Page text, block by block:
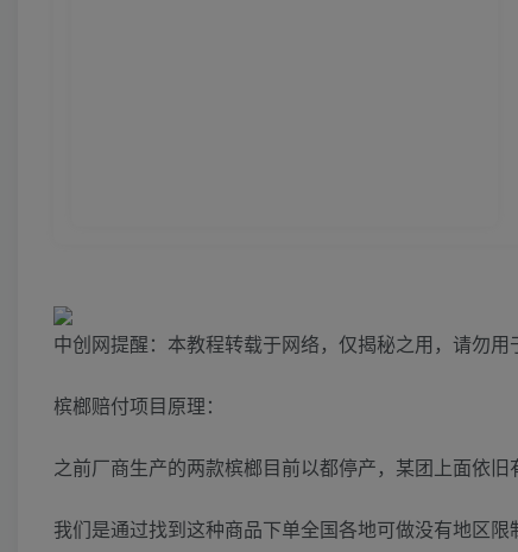
中创网提醒：本教程转载于网络，仅揭秘之用，请勿用
槟榔赔付项目原理：
之前厂商生产的两款槟榔目前以都停产，某团上面依
我们是通过找到这种商品下单全国各地可做没有地区